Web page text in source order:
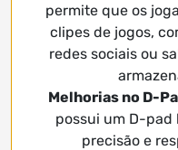
permite que os
clipes de jogos,
redes sociais ou
Melhorias no D-
possui um D-
precisão e